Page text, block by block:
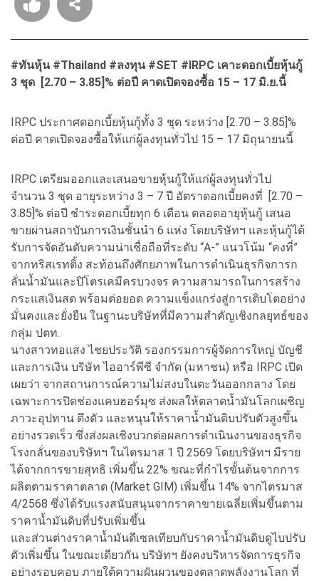
#ทันหุ้น #Thailand #ลงทุน #SET #IRPC เคาะดอกเบี้ยหุ้นกู้
3 ชุด [2.70 – 3.85]% ต่อปี คาดเปิดจองซื้อ 15 – 17 มิ.ย.นี้
IRPC ประกาศดอกเบี้ยหุ้นกู้ทั้ง 3 ชุด ระหว่าง [2.70 – 3.85]%
ต่อปี คาดเปิดจองซื้อให้แก่ผู้ลงทุนทั่วไป 15 – 17 มิถุนายนนี้
IRPC เตรียมออกและเสนอขายหุ้นกู้ให้แก่ผู้ลงทุนทั่วไป
จำนวน 3 ชุด อายุระหว่าง 3 – 7 ปี อัตราดอกเบี้ยคงที่ [2.70 –
3.85]% ต่อปี ชำระดอกเบี้ยทุก 6 เดือน ตลอดอายุหุ้นกู้ เสนอ
ขายผ่านสถาบันการเงินชั้นนำ 6 แห่ง โดยบริษัทฯ และหุ้นกู้ได้
รับการจัดอันดับความน่าเชื่อถือที่ระดับ “A-” แนวโน้ม “คงที่”
จากทริสเรทติ้ง สะท้อนถึงศักยภาพในการดำเนินธุรกิจการก
ลั่นน้ำมันและปิโตรเคมีครบวงจร ความสามารถในการสร้าง
กระแสเงินสด พร้อมต่อยอด ความแข็งแกร่งสู่การเติบโตอย่าง
มั่นคงและยั่งยืน ในฐานะบริษัทที่มีความสำคัญเชิงกลยุทธ์ของ
กลุ่ม ปตท.
นางสาวทอแสง ไชยประวัติ รองกรรมการผู้จัดการใหญ่ บัญชี
และการเงิน บริษัท ไออาร์พีซี จำกัด (มหาชน) หรือ IRPC เปิด
เผยว่า จากสถานการณ์ความไม่สงบในตะวันออกกลาง โดย
เฉพาะการปิดช่องแคบฮอร์มุซ ส่งผลให้ตลาดน้ำมันโลกเผชิญ
ภาวะอุปทาน ตึงตัว และหนุนให้ราคาน้ำมันดิบปรับตัวสูงขึ้น
อย่างรวดเร็ว ซึ่งส่งผลเชิงบวกต่อผลการดำเนินงานของธุรกิจ
โรงกลั่นของบริษัทฯ ในไตรมาส 1 ปี 2569 โดยบริษัทฯ มีราย
ได้จากการขายสุทธิ เพิ่มขึ้น 22% ขณะที่กำไรขั้นต้นจากการ
ผลิตตามราคาตลาด (Market GIM) เพิ่มขึ้น 14% จากไตรมาส
4/2568 ซึ่งได้รับแรงสนับสนุนจากราคาขายเฉลี่ยเพิ่มขึ้นตาม
ราคาน้ำมันดิบที่ปรับเพิ่มขึ้น
และส่วนต่างราคาน้ำมันดีเซลเทียบกับราคาน้ำมันดิบดูไบปรับ
ตัวเพิ่มขึ้น ในขณะเดียวกัน บริษัทฯ ยังคงบริหารจัดการธุรกิจ
อย่างรอบคอบ ภายใต้ความผันผวนของตลาดพลังงานโลก ที่